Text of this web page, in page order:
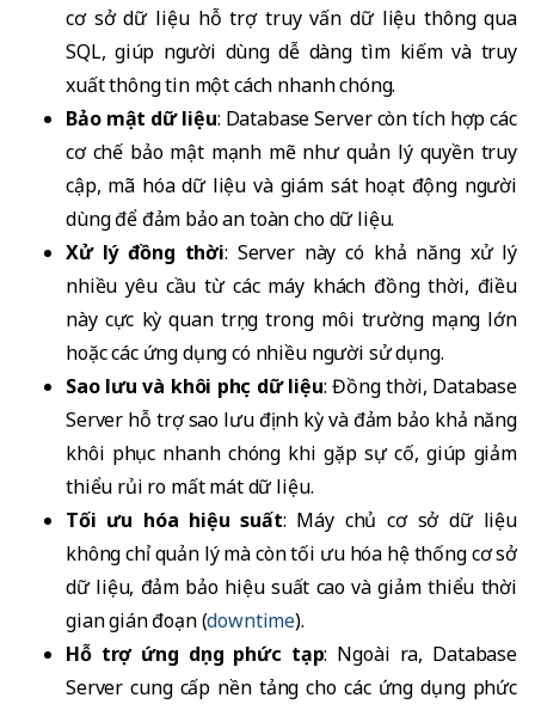
cơ sở dữ liệu hỗ trợ truy vấn dữ liệu thông qua
SQL, giúp người dùng dễ dàng tìm kiếm và truy
xuất thông tin một cách nhanh chóng.
Bảo mật dữ liệu: Database Server còn tích hợp các
cơ chế bảo mật mạnh mẽ như quản lý quyền truy
cập, mã hóa dữ liệu và giám sát hoạt động người
dùng để đảm bảo an toàn cho dữ liệu.
Xử lý đồng thời: Server này có khả năng xử lý
nhiều yêu cầu từ các máy khách đồng thời, điều
này cực kỳ quan trọng trong môi trường mạng lớn
hoặc các ứng dụng có nhiều người sử dụng.
Sao lưu và khôi phục dữ liệu: Đồng thời, Database
Server hỗ trợ sao lưu định kỳ và đảm bảo khả năng
khôi phục nhanh chóng khi gặp sự cố, giúp giảm
thiểu rủi ro mất mát dữ liệu.
Tối ưu hóa hiệu suất: Máy chủ cơ sở dữ liệu
không chỉ quản lý mà còn tối ưu hóa hệ thống cơ sở
dữ liệu, đảm bảo hiệu suất cao và giảm thiểu thời
gian gián đoạn (downtime).
Hỗ trợ ứng dụng phức tạp: Ngoài ra, Database
Server cung cấp nền tảng cho các ứng dụng phức